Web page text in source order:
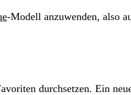
-Modell anzuwenden, also
durchsetzen. Ein